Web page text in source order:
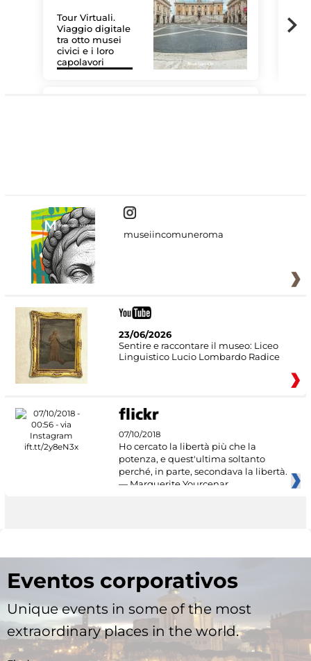
Tour Virtuali.
Viaggio digitale
tra otto musei
civici e i loro
capolavori
museiincomuneroma
23/06/2026
Sentire e raccontare il museo: Liceo
Linguistico Lucio Lombardo Radice
07/10/2018
Ho cercato la libertà più che la
potenza, e quest'ultima soltanto
perché, in parte, secondava la libertà.
— Marguerite Yourcenar
Eventos corporativos
Unique events in some of the most
extraordinary places in the world.